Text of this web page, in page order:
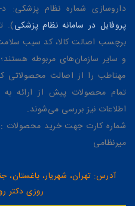
داروسازی شماره نظام پزشکی: د-3247، فعالیت می‌کند. (
پروفایل در سامانه نظام پزشکی).
برچسب اصالت کالا، کد سیب
و سایر سازمان‌های مربوطه
مهتاطب را از اصالت محصولاتی
تمام محصولات پیش از ارائه
اطلاعات نیز بررسی می‌شوند.
میرنظامی
آدرس: تهران، شهریار، باغستان،
روزی دکتر